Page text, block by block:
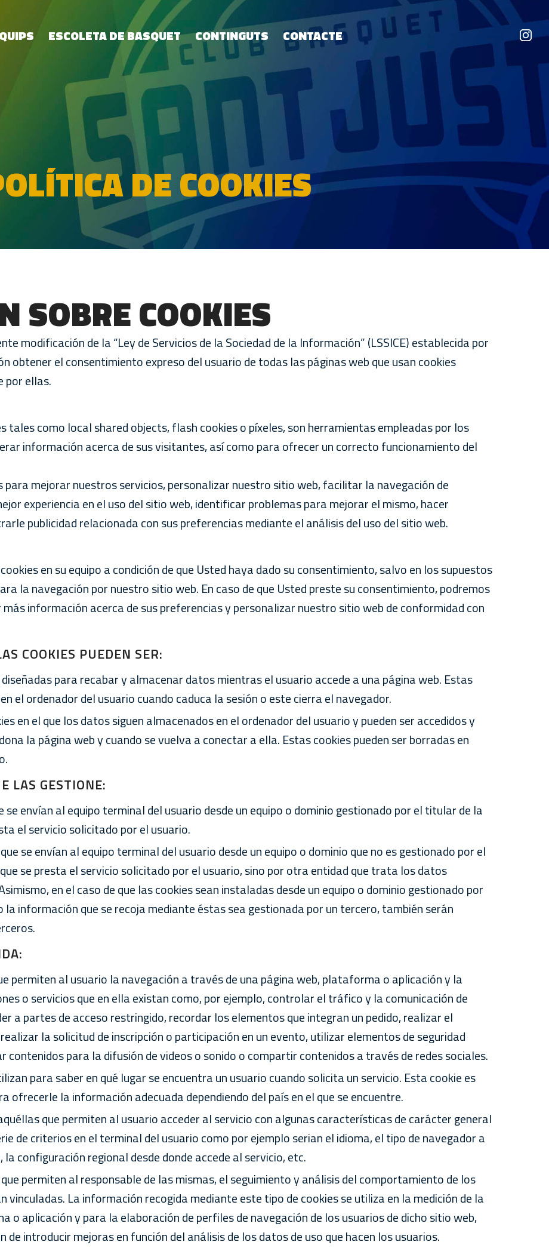
ESCOLETA DE BASQUET CONTINGUTS CONTACTE
DE COOKIES
SOBRE COOKIES
modificación de la “Ley de Servicios de la Sociedad de la Información” (LSSICE) establecida por
obtener el consentimiento expreso del usuario de todas las páginas web que usan cookies
por ellas.
tales como local shared objects, flash cookies o píxeles, son herramientas empleadas por los
información acerca de sus visitantes, así como para ofrecer un correcto funcionamiento del
mejorar nuestros servicios, personalizar nuestro sitio web, facilitar la navegación de
experiencia en el uso del sitio web, identificar problemas para mejorar el mismo, hacer
publicidad relacionada con sus preferencias mediante el análisis del uso del sitio web.
en su equipo a condición de que Usted haya dado su consentimiento, salvo en los supuestos
la navegación por nuestro sitio web. En caso de que Usted preste su consentimiento, podremos
información acerca de sus preferencias y personalizar nuestro sitio web de conformidad con
COOKIES PUEDEN SER:
para recabar y almacenar datos mientras el usuario accede a una página web. Estas
el ordenador del usuario cuando caduca la sesión o este cierra el navegador.
en el que los datos siguen almacenados en el ordenador del usuario y pueden ser accedidos y
la página web y cuando se vuelva a conectar a ella. Estas cookies pueden ser borradas en
LAS GESTIONE:
se envían al equipo terminal del usuario desde un equipo o dominio gestionado por el titular de la
el servicio solicitado por el usuario.
se envían al equipo terminal del usuario desde un equipo o dominio que no es gestionado por el
se presta el servicio solicitado por el usuario, sino por otra entidad que trata los datos
en el caso de que las cookies sean instaladas desde un equipo o dominio gestionado por
información que se recoja mediante éstas sea gestionada por un tercero, también serán
permiten al usuario la navegación a través de una página web, plataforma o aplicación y la
o servicios que en ella existan como, por ejemplo, controlar el tráfico y la comunicación de
a partes de acceso restringido, recordar los elementos que integran un pedido, realizar el
la solicitud de inscripción o participación en un evento, utilizar elementos de seguridad
contenidos para la difusión de videos o sonido o compartir contenidos a través de redes sociales.
para saber en qué lugar se encuentra un usuario cuando solicita un servicio. Esta cookie es
ofrecerle la información adecuada dependiendo del país en el que se encuentre.
que permiten al usuario acceder al servicio con algunas características de carácter general
de criterios en el terminal del usuario como por ejemplo serian el idioma, el tipo de navegador a
configuración regional desde donde accede al servicio, etc.
permiten al responsable de las mismas, el seguimiento y análisis del comportamiento de los
vinculadas. La información recogida mediante este tipo de cookies se utiliza en la medición de la
o aplicación y para la elaboración de perfiles de navegación de los usuarios de dicho sitio web,
introducir mejoras en función del análisis de los datos de uso que hacen los usuarios.